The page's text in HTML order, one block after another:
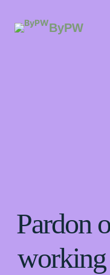
ByPW
Pardon
working